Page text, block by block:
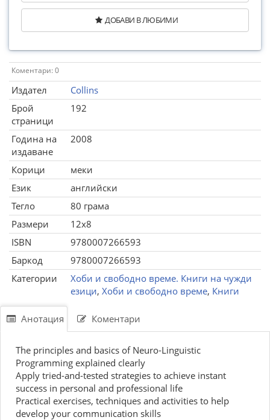
ДОБАВИ В ЛЮБИМИ
Коментари: 0
Издател
Collins
Брой
страници
192
Година на
издаване
2008
Корици
меки
Език
английски
Тегло
80 грама
Размери
12x8
ISBN
9780007266593
Баркод
9780007266593
Категории
Хоби и свободно време. Книги на чужди
езици, Хоби и свободно време, Книги
Анотация Коментари
The principles and basics of Neuro-Linguistic
Programming explained clearly
Apply tried-and-tested strategies to achieve instant
success in personal and professional life
Practical exercises, techniques and activities to help
develop your communication skills